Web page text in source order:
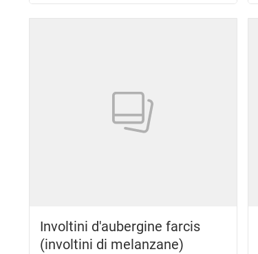
Involtini d'aubergine farcis
(involtini di melanzane)